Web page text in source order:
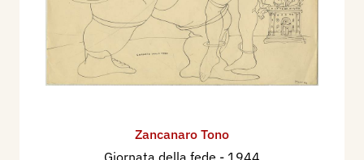
Zancanaro Tono